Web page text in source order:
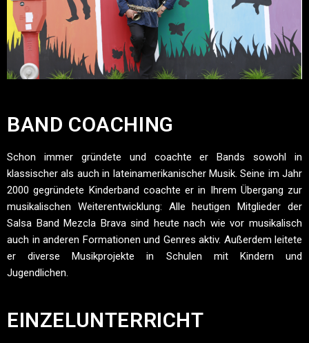
BAND COACHING
Schon immer gründete und coachte er Bands sowohl in
klassischer als auch in lateinamerikanischer Musik. Seine im Jahr
2000 gegründete Kinderband coachte er in Ihrem Übergang zur
musikalischen Weiterentwicklung: Alle heutigen Mitglieder der
Salsa Band Mezcla Brava sind heute nach wie vor musikalisch
auch in anderen Formationen und Genres aktiv. Außerdem leitete
er diverse Musikprojekte in Schulen mit Kindern und
Jugendlichen.
EINZELUNTERRICHT